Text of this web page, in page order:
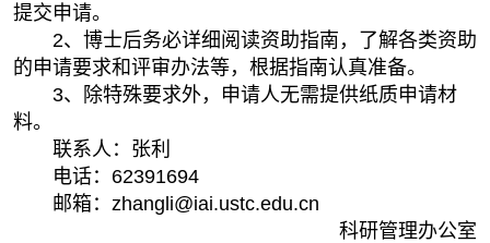
提交申请。
2、博士后务必详细阅读资助指南，了解各类资助
的申请要求和评审办法等，根据指南认真准备。
3、除特殊要求外，申请人无需提供纸质申请材
料。
联系人：张利
电话：62391694
邮箱：zhangli@iai.ustc.edu.cn
科研管理办公室